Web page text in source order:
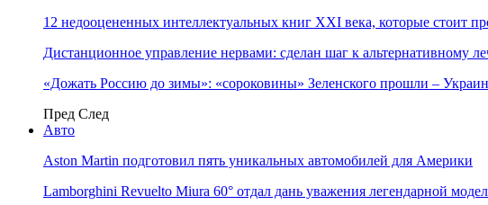
12 недооцененных интеллектуальных книг XXI века, которые стоит
Дистанционное управление нервами: сделан шаг к альтернативному
«Дожать Россию до зимы»: «сороковины» Зеленского прошли –
Пред След
Авто
Aston Martin подготовил пять уникальных автомобилей для Америки
Lamborghini Revuelto Miura 60° отдал дань уважения легендарной